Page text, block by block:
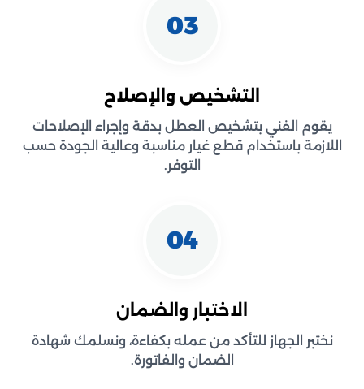
03
التشخيص والإصلاح
يقوم الفني بتشخيص العطل بدقة وإجراء الإصلاحات
اللازمة باستخدام قطع غيار مناسبة وعالية الجودة حسب
التوفر.
04
الاختبار والضمان
نختبر الجهاز للتأكد من عمله بكفاءة، ونسلمك شهادة
الضمان والفاتورة.